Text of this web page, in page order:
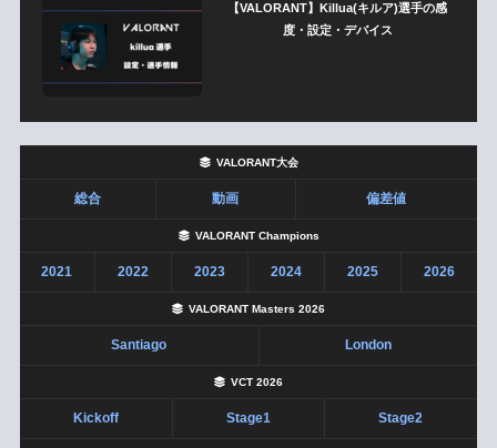
【VALORANT】Killua(キルア)選手の感
度・設定・デバイス
VALORANT大会
総合 動画 偏差値
VALORANT Champions
2021 2022 2023 2024 2025 2026
VALORANT Masters 2026
Santiago London
VCT 2026
Kickoff Stage1 Stage2